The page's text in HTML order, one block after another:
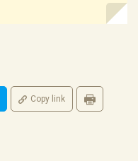
Copy link